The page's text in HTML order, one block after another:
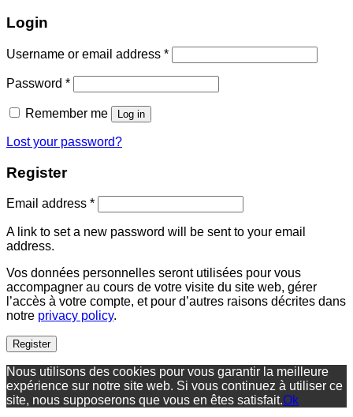
Login
Username or email address *Required
Password *Required
Remember me Log in
Lost your password?
Register
Email address *Required
A link to set a new password will be sent to your email
address.
Vos données personnelles seront utilisées pour vous
accompagner au cours de votre visite du site web, gérer
l’accès à votre compte, et pour d’autres raisons décrites dans
notre privacy policy.
Register
Nous utilisons des cookies pour vous garantir la meilleure
expérience sur notre site web. Si vous continuez à utiliser ce
site, nous supposerons que vous en êtes satisfait.Ok